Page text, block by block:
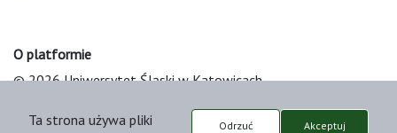
O platformie
© 2026 Uniwersytet Śląski w Katowicach
Platform & Workflow by OJS/PKP
Ta strona używa pliki
Odrzuć Akceptuj